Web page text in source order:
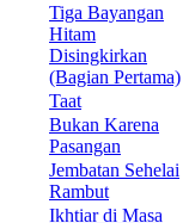
Tiga Bayangan
Hitam
Disingkirkan
(Bagian Pertama)
Taat
Bukan Karena
Pasangan
Jembatan Sehelai
Rambut
Ikhtiar di Masa